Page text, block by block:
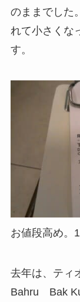
のままでした
れて小さくな
す。
お値段高め。
去年は、ティ
Bahru Bak